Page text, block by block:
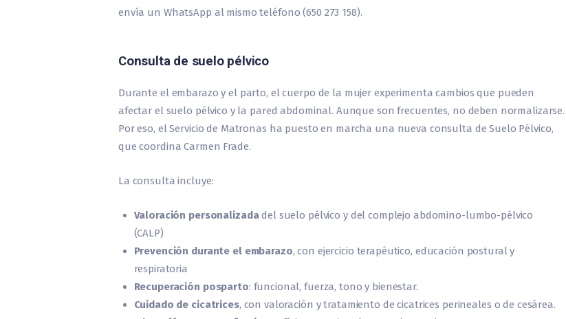
envía un WhatsApp al mismo teléfono (650 273 158).
Consulta de suelo pélvico
Durante el embarazo y el parto, el cuerpo de la mujer experimenta cambios que pueden
afectar el suelo pélvico y la pared abdominal. Aunque son frecuentes, no deben normalizarse.
Por eso, el Servicio de Matronas ha puesto en marcha una nueva consulta de Suelo Pélvico,
que coordina Carmen Frade.
La consulta incluye:
Valoración personalizadadel suelo pélvico y del complejo abdomino-lumbo-pélvico
(CALP)
Prevención durante el embarazo, con ejercicio terapéutico, educación postural y
respiratoria
Recuperación posparto: funcional, fuerza, tono y bienestar.
Cuidado de cicatrices, con valoración y tratamiento de cicatrices perineales o de cesárea.